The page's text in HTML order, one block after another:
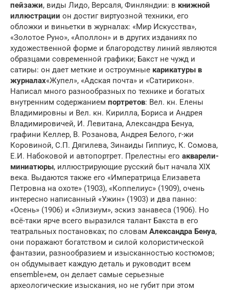
пейзажи, виды Лидо, Версаля, Финляндии: в книжной
иллюстрации он достиг виртуозной техники, его
обложки и виньетки в журналах: «Мир Искусства»,
«Золотое Руно», «Аполлон» и в других изданиях по
художественной форме и благородству линий являются
образцами современной графики; Бакст не чужд и
сатиры: он дает меткие и остроумные карикатуры в
журналах«Жупел», «Адская почта» и «Сатирикон».
Написал много разнообразных по технике и богатых
внутренним содержанием портретов: Вел. кн. Елены
Владимировны и Вел. кн. Кирилла, Бориса и Андрея
Владимировичей, И. Левитана, Александра Бенуа,
графини Келлер, В. Розанова, Андрея Белого, г-жи
Коровиной, С.П. Дягилева, Зинаиды Гиппиус, К. Сомова,
Е.И. Набоковой и автопортрет. Прелестны его акварели-
миниатюры, иллюстрирующие русский быт начала XIX
века. Выдаются также его «Императрица Елизавета
Петровна на охоте» (1903), «Коппелиус» (1909), очень
интересно написанный «Ужин» (1903) и два панно:
«Осень» (1906) и «Элизиум», эскиз занавеса (1906). Но
всё-таки ярче всего выразился талант Бакста в его
театральных постановках; по словам Александра Бенуа,
они поражают богатством и силой колористической
фантазии, разнообразием и изысканностью костюмов;
он обдумывает каждую деталь и руководит всем
ensemble»ем, он делает самые серьезные
археологические изыскания, но не губит при этом